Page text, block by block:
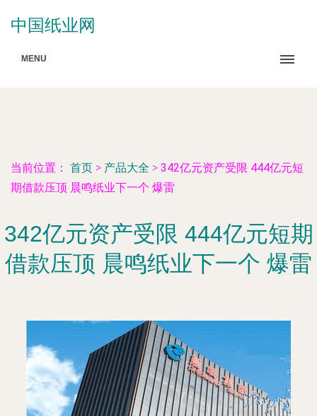
中国纸业网
MENU
当前位置： 首页 > 产品大全 > 342亿元资产受限 444亿元短
期借款压顶 晨鸣纸业下一个 爆雷
342亿元资产受限 444亿元短期
借款压顶 晨鸣纸业下一个 爆雷